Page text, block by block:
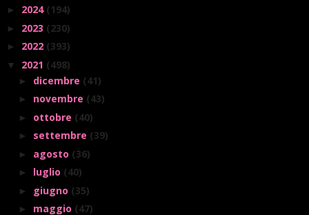
► 2024 (194)
► 2023 (230)
► 2022 (393)
▼ 2021 (498)
► dicembre (41)
► novembre (43)
► ottobre (40)
► settembre (39)
► agosto (36)
► luglio (40)
► giugno (35)
► maggio (47)